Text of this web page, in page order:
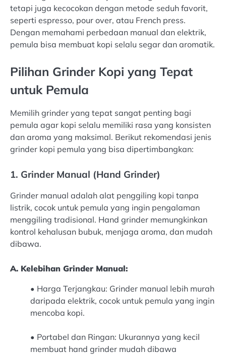
tetapi juga kecocokan dengan metode seduh favorit,
seperti espresso, pour over, atau French press.
Dengan memahami perbedaan manual dan elektrik,
pemula bisa membuat kopi selalu segar dan aromatik.
Pilihan Grinder Kopi yang Tepat
untuk Pemula
Memilih grinder yang tepat sangat penting bagi
pemula agar kopi selalu memiliki rasa yang konsisten
dan aroma yang maksimal. Berikut rekomendasi jenis
grinder kopi pemula yang bisa dipertimbangkan:
1. Grinder Manual (Hand Grinder)
Grinder manual adalah alat penggiling kopi tanpa
listrik, cocok untuk pemula yang ingin pengalaman
menggiling tradisional. Hand grinder memungkinkan
kontrol kehalusan bubuk, menjaga aroma, dan mudah
dibawa.
A. Kelebihan Grinder Manual:
• Harga Terjangkau: Grinder manual lebih murah
daripada elektrik, cocok untuk pemula yang ingin
mencoba kopi.
• Portabel dan Ringan: Ukurannya yang kecil
membuat hand grinder mudah dibawa